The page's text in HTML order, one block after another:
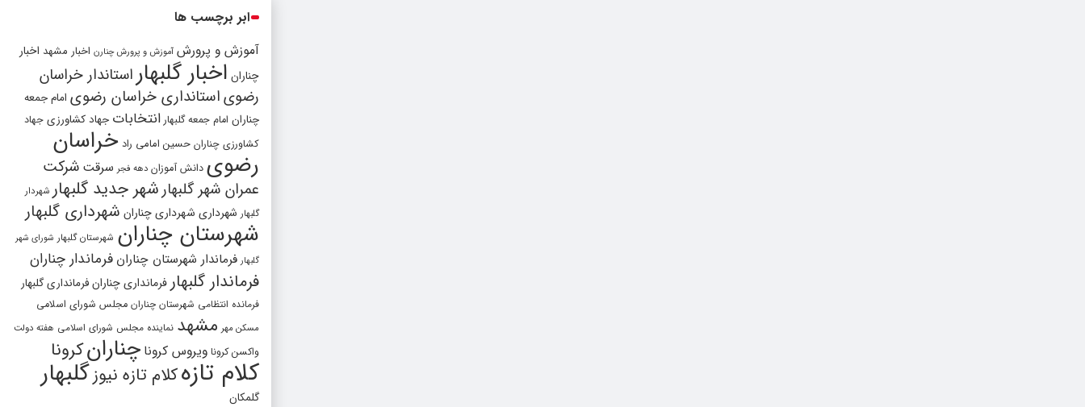
ابر برچسب ها
آموزش و پرورش آموزش و پرورش چنارن اخبار مشهد اخبار
چناران اخبار گلبهار استاندار خراسان
رضویاستانداری خراسان رضوی امام جمعه
چناران امام جمعه گلبهار انتخابات جهاد کشاورزی جهاد
کشاورزی چناران حسین امامی راد خراسان
رضوی دانش آموزان دهه فجر سرقت شرکت
عمران شهر گلبهارشهر جدید گلبهار شهردار
گلبهار شهرداری شهرداری چناران شهرداری گلبهار
شهرستان چناران شهرستان گلبهار شورای شهر
گلبهار فرماندار شهرستان چناران فرماندار چناران
فرماندار گلبهار فرمانداری چنارانفرمانداری گلبهار
فرمانده انتظامی شهرستان چناران مجلس شورای اسلامی
مسکن مهر مشهد نماینده مجلس شورای اسلامی هفته دولت
واکسن کرونا ویروس کرونا چنارانکرونا
کلام تازهکلام تازه نیوزگلبهار
گلمکان